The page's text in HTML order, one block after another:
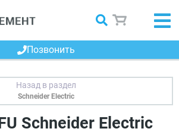
Позвонить
Schneider Electric
Schneider Electric